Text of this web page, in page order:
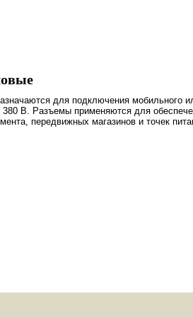
для подключения мобильного
В. Разъемы применяются для
передвижных магазинов и точек